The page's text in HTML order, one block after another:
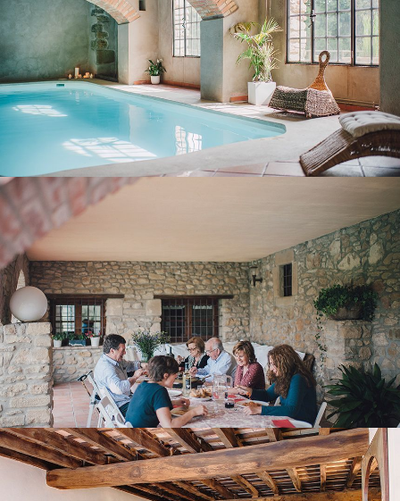
COVERED TERRACE
FIRST FLOOR LOUNGE